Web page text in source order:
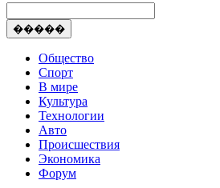
�����
Общество
Спорт
В мире
Культура
Технологии
Авто
Происшествия
Экономика
Форум